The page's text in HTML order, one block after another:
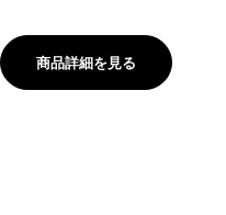
商品詳細を見る